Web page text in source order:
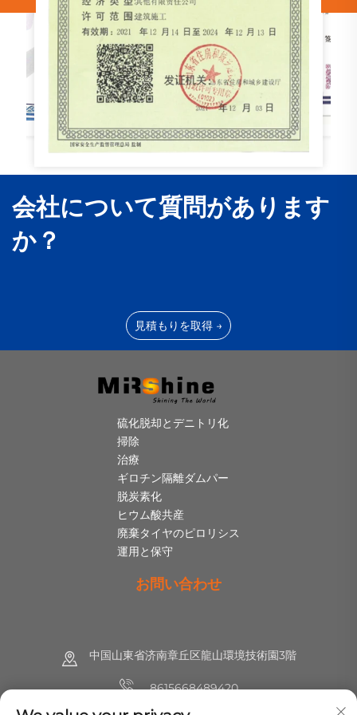
会社について質問があります
か？
見積もりを取得 →
硫化脱却とデニトリ化
掃除
治療
ギロチン隔離ダムパー
脱炭素化
ヒウム酸共産
廃棄タイヤのピロリシス
運用と保守
お問い合わせ
中国山東省济南章丘区龍山環境技術園3階
8615668489420